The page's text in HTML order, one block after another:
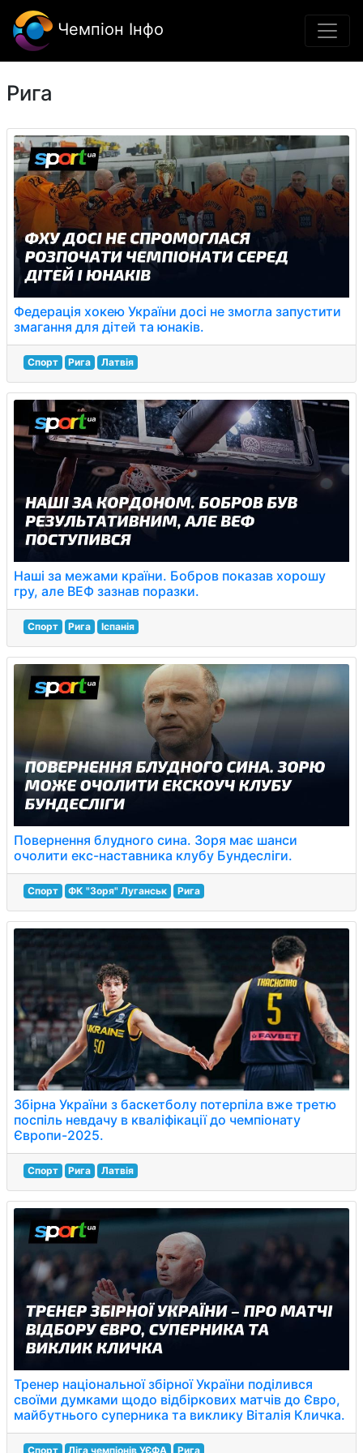
Чемпіон Інфо
Рига
Федерація хокею України досі не змогла запустити
змагання для дітей та юнаків.
Спорт Рига Латвія
Наші за межами країни. Бобров показав хорошу
гру, але ВЕФ зазнав поразки.
Спорт Рига Іспанія
Повернення блудного сина. Зоря має шанси
очолити екс-наставника клубу Бундесліги.
Спорт ФК "Зоря" Луганськ Рига
Збірна України з баскетболу потерпіла вже третю
поспіль невдачу в кваліфікації до чемпіонату
Європи-2025.
Спорт Рига Латвія
Тренер національної збірної України поділився
своїми думками щодо відбіркових матчів до Євро,
майбутнього суперника та виклику Віталія Кличка.
Спорт Ліга чемпіонів УЄФА Рига